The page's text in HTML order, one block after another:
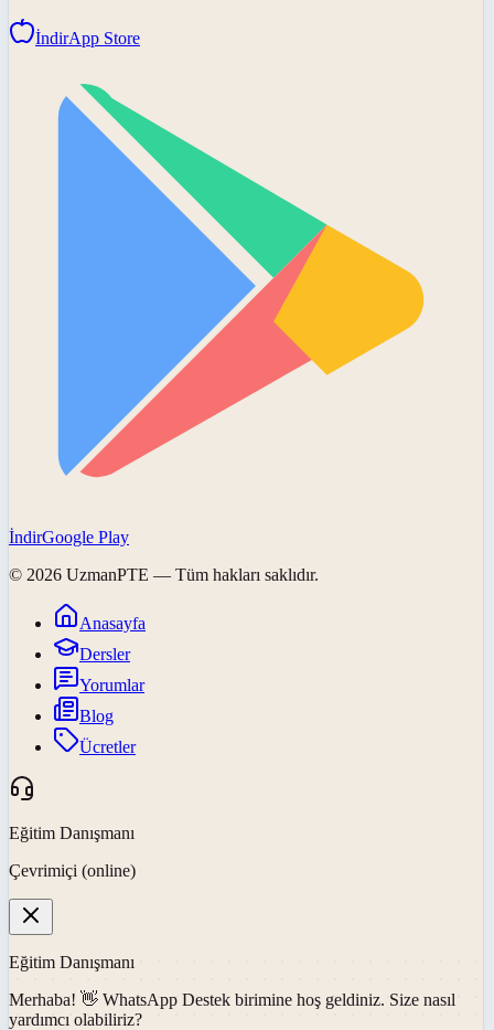
İndirApp Store
İndirGoogle Play
© 2026 UzmanPTE — Tüm hakları saklıdır.
Anasayfa
Dersler
Yorumlar
Blog
Ücretler
Eğitim Danışmanı
Çevrimiçi (online)
Eğitim Danışmanı
Merhaba! 👋 WhatsApp Destek birimine hoş geldiniz. Size nasıl
yardımcı olabiliriz?